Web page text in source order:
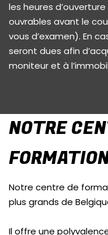
les heures
ouvrables avant le
vous d’examen). En
seront dues afin
moniteur et à
NOTRE
Notre centre de
plus grands de
Il offre une